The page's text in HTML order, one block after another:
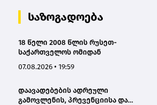
საზოგადოება
18 წელი 2008 წლის რუსეთ-
საქართველოს ომიდან
07.08.2026 • 19:59
დაავადებების ადრეული
გამოვლენის, პრევენციისა და